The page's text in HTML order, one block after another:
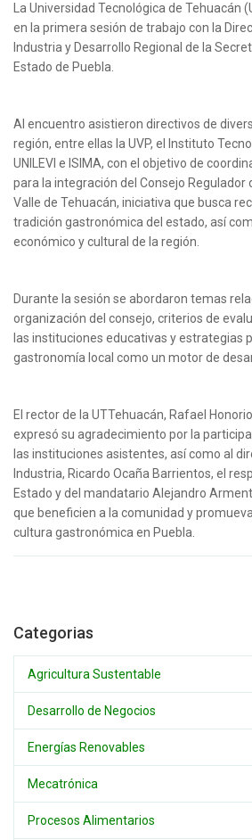
La Universidad Tecnológica de Tehuacán
en la primera sesión de trabajo con la
Industria y Desarrollo Regional de la
Estado de Puebla.
Al encuentro asistieron directivos de
región, entre ellas la UVP, el Instituto
UNILEVI e ISIMA, con el objetivo de
para la integración del Consejo Regulador
Valle de Tehuacán, iniciativa que busca
tradición gastronómica del estado, así
económico y cultural de la región.
Durante la sesión se abordaron temas
organización del consejo, criterios de
las instituciones educativas y estrategias
gastronomía local como un motor de
El rector de la UTTehuacán, Rafael
expresó su agradecimiento por la
las instituciones asistentes, así como al
Industria, Ricardo Ocaña Barrientos, el
Estado y del mandatario Alejandro
que beneficien a la comunidad y
cultura gastronómica en Puebla.
Categorias
Agricultura Sustentable
Desarrollo de Negocios
Energías Renovables
Mecatrónica
Procesos Alimentarios